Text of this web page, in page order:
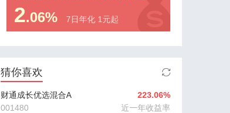
2.06% 7日年化 1元起
猜你喜欢
财通成长优选混合A
001480
223.06%
近一年收益率